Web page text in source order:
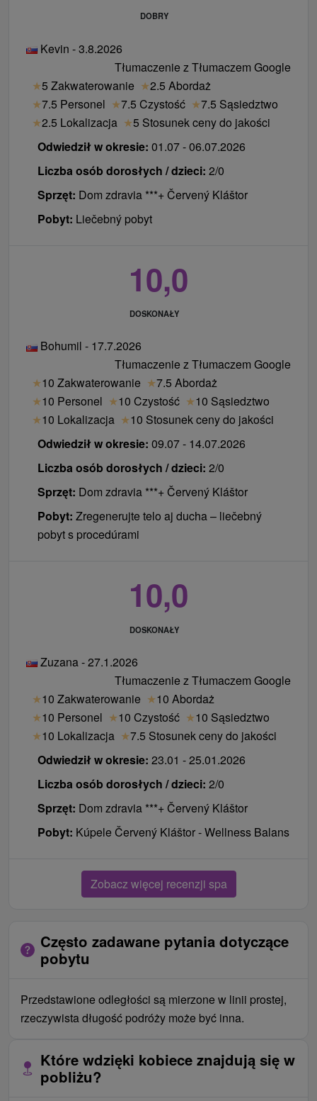
DOBRY
Kevin - 3.8.2026
Tłumaczenie z Tłumaczem Google
★5 Zakwaterowanie ★2.5 Abordaż
★7.5 Personel ★7.5 Czystość ★7.5 Sąsiedztwo
★2.5 Lokalizacja ★5 Stosunek ceny do jakości
Odwiedził w okresie: 01.07 - 06.07.2026
Liczba osób dorosłych / dzieci: 2/0
Sprzęt: Dom zdravia ***+ Červený Kláštor
Pobyt: Liečebný pobyt
10,0
DOSKONAŁY
Bohumil - 17.7.2026
Tłumaczenie z Tłumaczem Google
★10 Zakwaterowanie ★7.5 Abordaż
★10 Personel ★10 Czystość ★10 Sąsiedztwo
★10 Lokalizacja ★10 Stosunek ceny do jakości
Odwiedził w okresie: 09.07 - 14.07.2026
Liczba osób dorosłych / dzieci: 2/0
Sprzęt: Dom zdravia ***+ Červený Kláštor
Pobyt: Zregenerujte telo aj ducha – liečebný
pobyt s procedúrami
10,0
DOSKONAŁY
Zuzana - 27.1.2026
Tłumaczenie z Tłumaczem Google
★10 Zakwaterowanie ★10 Abordaż
★10 Personel ★10 Czystość ★10 Sąsiedztwo
★10 Lokalizacja ★7.5 Stosunek ceny do jakości
Odwiedził w okresie: 23.01 - 25.01.2026
Liczba osób dorosłych / dzieci: 2/0
Sprzęt: Dom zdravia ***+ Červený Kláštor
Pobyt: Kúpele Červený Kláštor - Wellness Balans
Zobacz więcej recenzji spa
Często zadawane pytania dotyczące
pobytu
Przedstawione odległości są mierzone w linii prostej,
rzeczywista długość podróży może być inna.
Które wdzięki kobiece znajdują się w
pobliżu?